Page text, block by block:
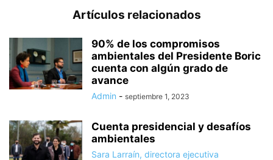
Artículos relacionados
90% de los compromisos
ambientales del Presidente Boric
cuenta con algún grado de
avance
Admin - septiembre 1, 2023
Cuenta presidencial y desafíos
ambientales
Sara Larraín, directora ejecutiva